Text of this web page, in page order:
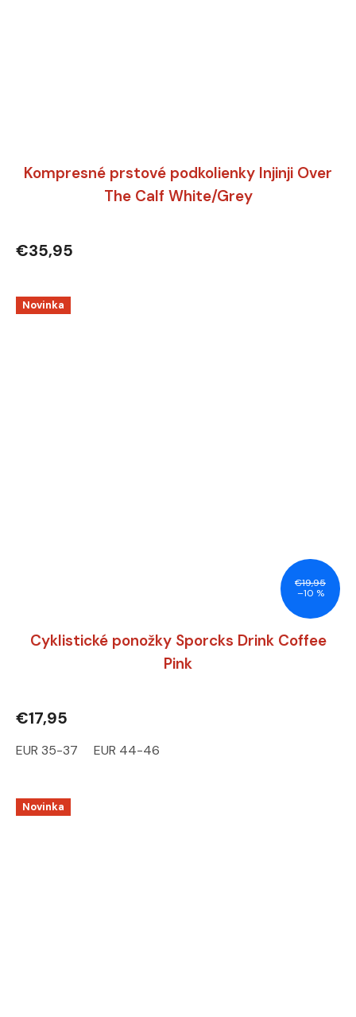
Kompresné prstové podkolienky Injinji Over
The Calf White/Grey
€35,95
Novinka
€19,95
–10 %
Cyklistické ponožky Sporcks Drink Coffee
Pink
€17,95
EUR 35-37 EUR 44-46
Novinka